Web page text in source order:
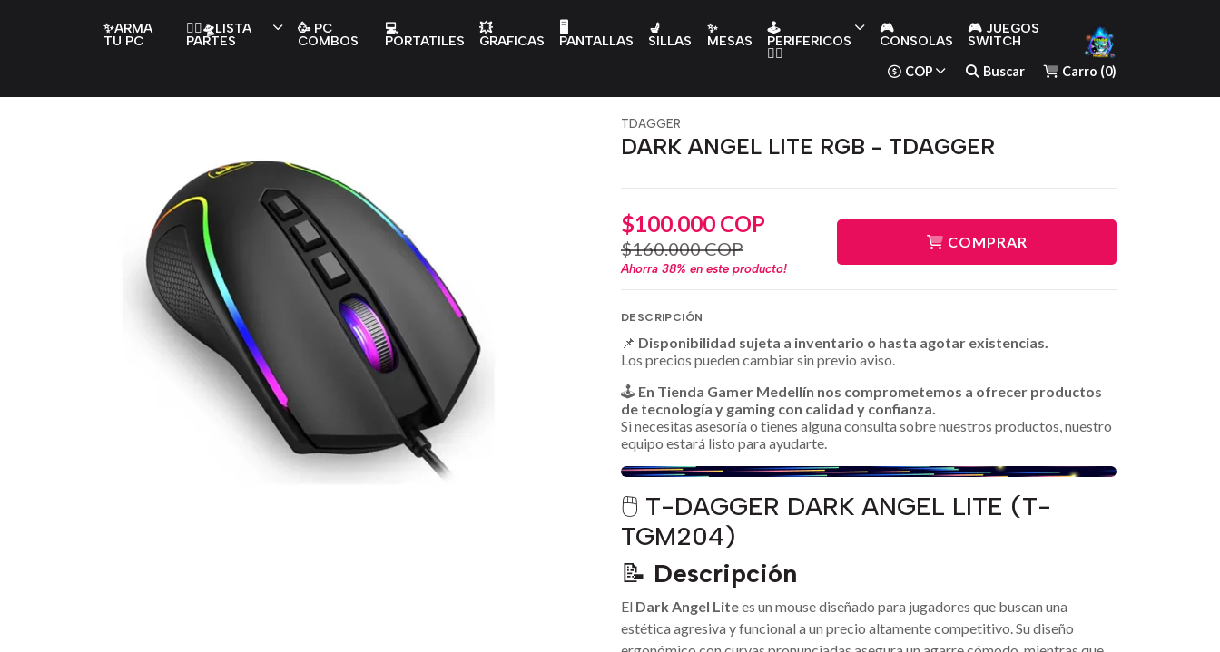
✨ARMA
TU PC
👇🏻🛸LISTA
PARTES
🥳 PC
COMBOS
💻
PORTATILES
💥
GRAFICAS
🖥️
PANTALLAS
💺
SILLAS
✨
MESAS
🕹️
PERIFERICOS
👇🏻
🎮
CONSOLAS
🎮 JUEGOS
SWITCH
COP Buscar Carro (0)
TDAGGER
DARK ANGEL LITE RGB - TDAGGER
$100.000 COP
$160.000 COP
Ahorra 38% en este producto!
COMPRAR
DESCRIPCIÓN
📌 Disponibilidad sujeta a inventario o hasta agotar existencias.
Los precios pueden cambiar sin previo aviso.
🕹️ En Tienda Gamer Medellín nos comprometemos a ofrecer productos
de tecnología y gaming con calidad y confianza.
Si necesitas asesoría o tienes alguna consulta sobre nuestros productos, nuestro
equipo estará listo para ayudarte.
🖱️ T-DAGGER DARK ANGEL LITE (T-
TGM204)
📝 Descripción
El Dark Angel Litees un mouse diseñado para jugadores que buscan una
estética agresiva y funcional a un precio altamente competitivo. Su diseño